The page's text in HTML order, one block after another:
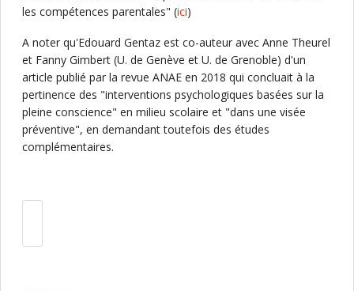
les compétences parentales" (ici)
A noter qu'Edouard Gentaz est co-auteur avec Anne Theurel
et Fanny Gimbert (U. de Genève et U. de Grenoble) d'un
article publié par la revue ANAE en 2018 qui concluait à la
pertinence des "interventions psychologiques basées sur la
pleine conscience" en milieu scolaire et "dans une visée
préventive", en demandant toutefois des études
complémentaires.